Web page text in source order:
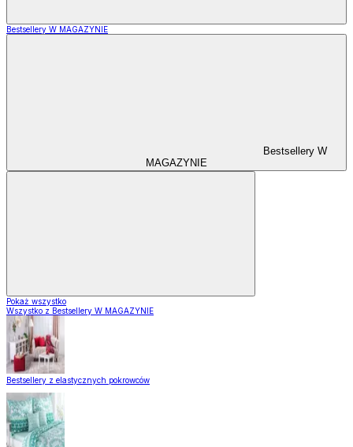
Bestsellery W MAGAZYNIE
Bestsellery W
MAGAZYNIE
Pokaż wszystko
Wszystko z Bestsellery W MAGAZYNIE
Bestsellery z elastycznych pokrowców